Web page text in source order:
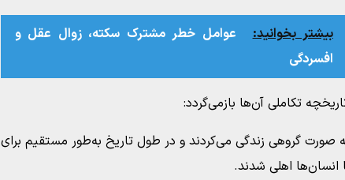
بیشتر بخوانید:
عوامل خطر مشترک سکته، زوال عقل و
افسردگی
تکاملی آن‌ها بازمی‌گردد:
صورت گروهی زندگی می‌کردند و در طول تاریخ به‌طور مستقیم برای
انسان‌ها اهلی شدند.